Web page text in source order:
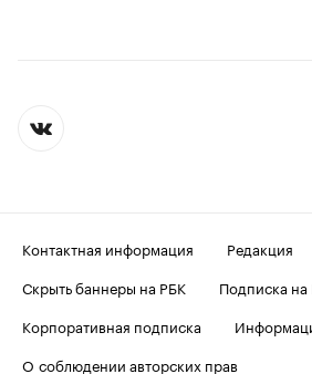
Контактная информация
Редакция
Скрыть баннеры на РБК
Подписка
Корпоративная подписка
О соблюдении авторских прав